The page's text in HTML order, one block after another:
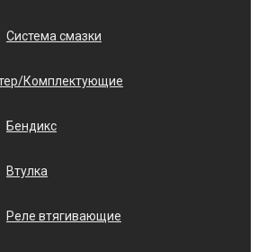
Система смазки
Комплектующие
Бендикс
Втулка
Реле втягивающие